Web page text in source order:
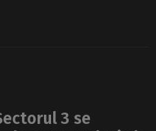
3 se